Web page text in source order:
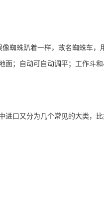
像蜘蛛趴着一样，故名蜘蛛车
；自动可自动调平；工作斗
口又分为几个常见的大类，比